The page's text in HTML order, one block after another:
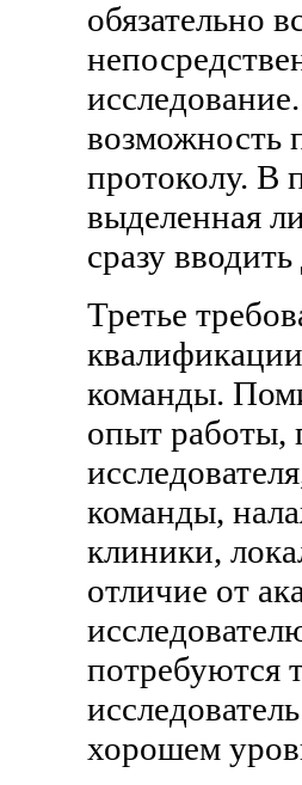
обязательно
возможность
протоколу. В
выделенная
сразу
Третье
команды.
опыт работы,
команды,
клиники,
отличие от
потребуются
хорошем